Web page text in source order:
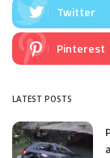
Twitter
Pinterest
LATEST POSTS